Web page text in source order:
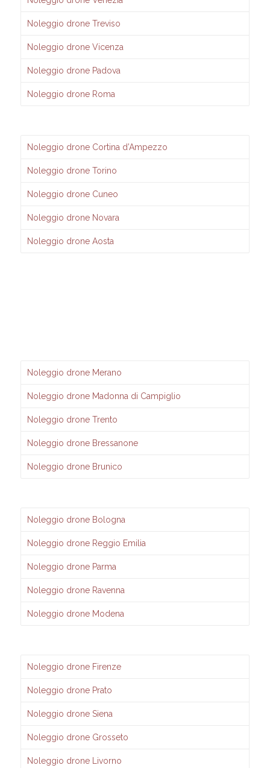
Noleggio drone Treviso
Noleggio drone Vicenza
Noleggio drone Padova
Noleggio drone Roma
Noleggio drone Cortina d’Ampezzo
Noleggio drone Torino
Noleggio drone Cuneo
Noleggio drone Novara
Noleggio drone Aosta
Noleggio drone Merano
Noleggio drone Madonna di Campiglio
Noleggio drone Trento
Noleggio drone Bressanone
Noleggio drone Brunico
Noleggio drone Bologna
Noleggio drone Reggio Emilia
Noleggio drone Parma
Noleggio drone Ravenna
Noleggio drone Modena
Noleggio drone Firenze
Noleggio drone Prato
Noleggio drone Siena
Noleggio drone Grosseto
Noleggio drone Livorno